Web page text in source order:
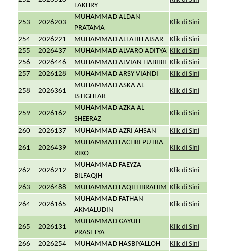
FAKHRY
253 2026203
MUHAMMAD ALDAN
PRATAMA
Klik di Sini
254 2026221 MUHAMMAD ALFATIH AISAR
Klik di Sini
255
2026437 MUHAMMAD ALVARO ADITYA Klik di Sini
256
2026446 MUHAMMAD ALVIAN HABIBIE Klik di Sini
257
2026128 MUHAMMAD ARSY VIANDI Klik di Sini
258 2026361
MUHAMMAD ASKA AL
ISTIGHFAR
Klik di Sini
259 2026162
MUHAMMAD AZKA AL
SHEERAZ
Klik di Sini
260 2026137 MUHAMMAD AZRI AHSAN Klik di Sini
261 2026439
MUHAMMAD FACHRI PUTRA
RIKO
Klik di Sini
262 2026212
MUHAMMAD FAEYZA
BILFAQIH
Klik di Sini
263 2026488 MUHAMMAD FAQIH IBRAHIM Klik di Sini
264 2026165
MUHAMMAD FATHAN
AKMALUDIN
Klik di Sini
265 2026131
MUHAMMAD GAYUH
PRASETYA
Klik di Sini
266 2026254 MUHAMMAD HASBIYALLOH Klik di Sini